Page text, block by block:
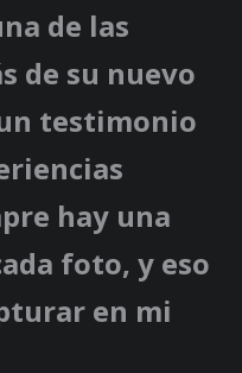
de las
de su nuevo
testimonio
hay una
foto, y eso
en mi